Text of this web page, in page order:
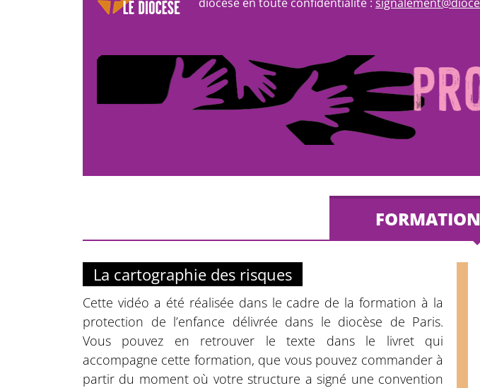
La cartographie des risques
Cette vidéo a été réalisée dans le cadre de la formation à la
protection de l’enfance délivrée dans le diocèse de Paris.
Vous pouvez en retrouver le texte dans le livret qui
accompagne cette formation, que vous pouvez commander à
partir du moment où votre structure a signé une convention